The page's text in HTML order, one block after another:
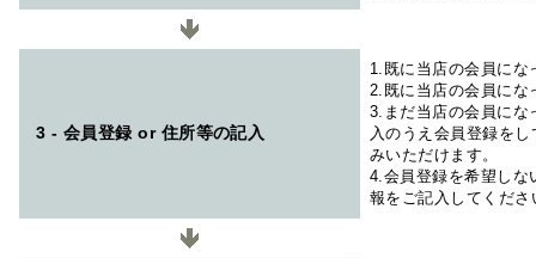
3 - 会員登録 or 住所等の記入
1.既に当店の会員にな
2.既に当店の会員にな
3.まだ当店の会員にな
入のうえ会員登録を
みいただけます。
4.会員登録を希望しな
報をご記入してくださ